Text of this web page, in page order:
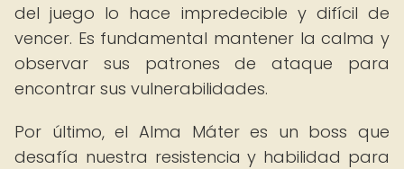
del juego lo hace impredecible y difícil de
vencer. Es fundamental mantener la calma y
observar sus patrones de ataque para
encontrar sus vulnerabilidades.
Por último, el Alma Máter es un boss que
desafía nuestra resistencia y habilidad para